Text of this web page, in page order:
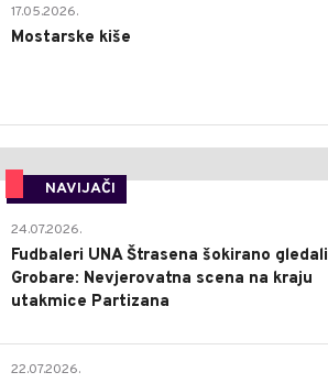
17.05.2026.
Mostarske kiše
NAVIJAČI
24.07.2026.
Fudbaleri UNA Štrasena šokirano gledali
Grobare: Nevjerovatna scena na kraju
utakmice Partizana
22.07.2026.